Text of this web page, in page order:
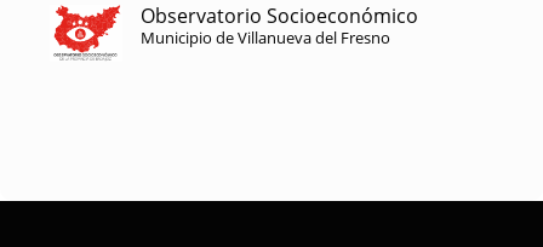
Observatorio Socioeconómico
Municipio de Villanueva del Fresno